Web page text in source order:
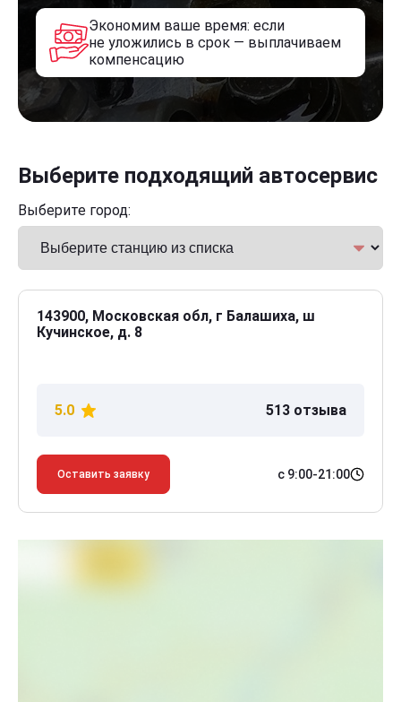
Экономим ваше время: если
не уложились в срок — выплачиваем
компенсацию
Выберите подходящий автосервис
Выберите город:
143900, Московская обл, г Балашиха, ш
Кучинское, д. 8
5.0 513 отзыва
Оставить заявку с 9:00-21:00